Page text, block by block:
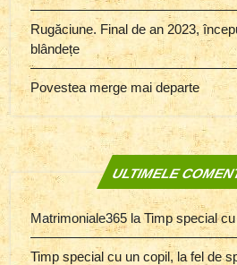
Rugăciune. Final de an 2023,
blândețe
Povestea merge mai departe
ULTIMELE
Matrimoniale365 laTimp special
Timp special cu un copil, la fel de